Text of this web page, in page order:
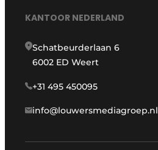
KANTOOR NEDERLAND
Schatbeurderlaan 6
6002 ED Weert
+31 495 450095
info@louwersmediagroep.nl